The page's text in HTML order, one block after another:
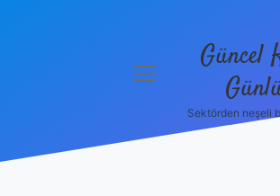
menüyü
Güncel
Sektörden neşeli